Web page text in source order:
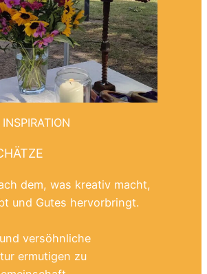
dem, was kreativ macht,
und Gutes hervorbringt.
versöhnliche
ermutigen zu